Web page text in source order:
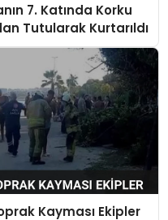
7. Katında Korku
Tutularak Kurtarıldı
Kayması Ekipler